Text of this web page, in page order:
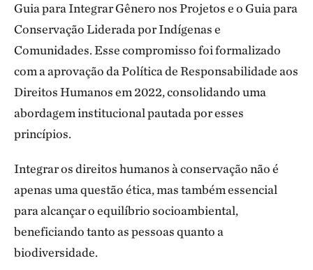
Guia para Integrar Gênero nos Projetos e o Guia para
Conservação Liderada por Indígenas e
Comunidades. Esse compromisso foi formalizado
com a aprovação da Política de Responsabilidade aos
Direitos Humanos em 2022, consolidando uma
abordagem institucional pautada por esses
princípios.
Integrar os direitos humanos à conservação não é
apenas uma questão ética, mas também essencial
para alcançar o equilíbrio socioambiental,
beneficiando tanto as pessoas quanto a
biodiversidade.